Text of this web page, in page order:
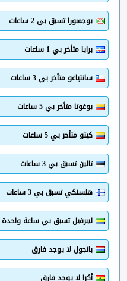
بوجمبورا تسبق بي 2 ساعات
برايا متأخر بي 1 ساعات
سانتياغو متأخر بي 3 ساعات
بوغوتا متأخر بي 5 ساعات
كيتو متأخر بي 5 ساعات
تالين تسبق بي 3 ساعات
هلسنكي تسبق بي 3 ساعات
ليبرفيل تسبق بي ساعة واحدة
بانجول لا يوجد فارق
أكرا لا يوجد فارق